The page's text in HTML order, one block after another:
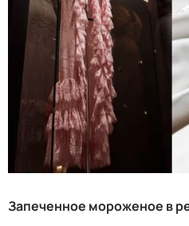
Запеченное мороженое в